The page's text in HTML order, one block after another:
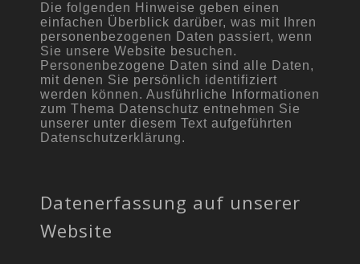
Die folgenden Hinweise geben einen
einfachen Überblick darüber, was mit Ihren
personenbezogenen Daten passiert, wenn
Sie unsere Website besuchen.
Personenbezogene Daten sind alle Daten,
mit denen Sie persönlich identifiziert
werden können. Ausführliche Informationen
zum Thema Datenschutz entnehmen Sie
unserer unter diesem Text aufgeführten
Datenschutzerklärung.
Datenerfassung auf unserer
Website